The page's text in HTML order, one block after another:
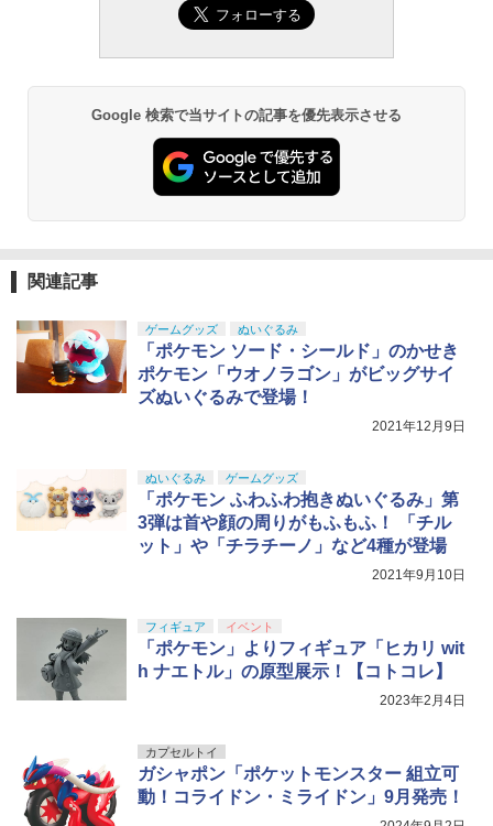
Google 検索で当サイトの記事を優先表示させる
関連記事
ゲームグッズ ぬいぐるみ
「ポケモン ソード・シールド」のかせき
ポケモン「ウオノラゴン」がビッグサイ
ズぬいぐるみで登場！
2021年12月9日
ぬいぐるみ ゲームグッズ
「ポケモン ふわふわ抱きぬいぐるみ」第
3弾は首や顔の周りがもふもふ！ 「チル
ット」や「チラチーノ」など4種が登場
2021年9月10日
フィギュア イベント
「ポケモン」よりフィギュア「ヒカリ wit
h ナエトル」の原型展示！【コトコレ】
2023年2月4日
カプセルトイ
ガシャポン「ポケットモンスター 組立可
動！コライドン・ミライドン」9月発売！